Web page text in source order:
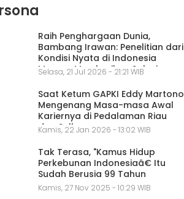
Raih Penghargaan Dunia,
Bambang Irawan: Penelitian dari
Kondisi Nyata di Indonesia
Mampu Memberikan Solusi
Selasa, 21 Jul 2026 - 21:21 WIB
Saat Ketum GAPKI Eddy Martono
Mengenang Masa-masa Awal
Kariernya di Pedalaman Riau
dan Sulbar
Kamis, 22 Jan 2026 - 13:02 WIB
Tak Terasa, "Kamus Hidup
Perkebunan Indonesiaâ€ Itu
Sudah Berusia 99 Tahun
Kamis, 27 Nov 2025 - 10:29 WIB